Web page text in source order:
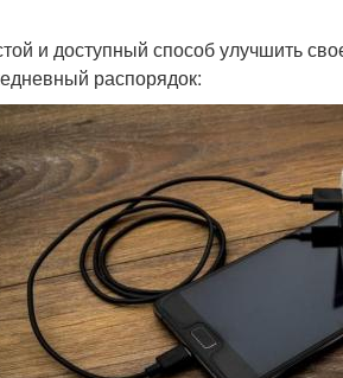
и доступный способ улучшить
распорядок: